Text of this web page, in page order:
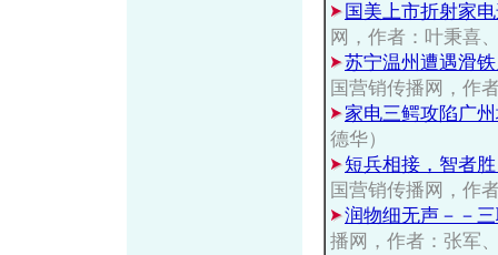
国美上市折射家
网，作者：叶秉喜
苏宁温州遭遇滑
国营销传播网，作
家电三鳄攻陷广
德华）
短兵相接，智者
国营销传播网，作
润物细无声－－
播网，作者：张军